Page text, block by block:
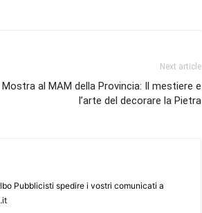
Next article
Mostra al MAM della Provincia: Il mestiere e
l’arte del decorare la Pietra
Pubblicisti spedire i vostri comunicati a